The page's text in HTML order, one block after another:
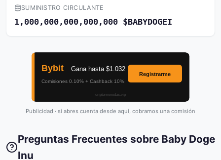
SUMINISTRO CIRCULANTE
1,000,000,000,000,000 $BABYDOGEI
Publicidad · si abres cuenta desde aquí, cobramos una comisión
Preguntas Frecuentes sobre Baby Doge
Inu